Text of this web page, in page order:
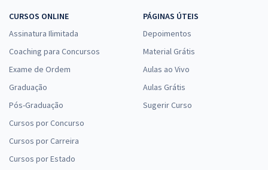
CURSOS ONLINE
Assinatura Ilimitada
Coaching para Concursos
Exame de Ordem
Graduação
Pós-Graduação
Cursos por Concurso
Cursos por Carreira
Cursos por Estado
PÁGINAS ÚTEIS
Depoimentos
Material Grátis
Aulas ao Vivo
Aulas Grátis
Sugerir Curso